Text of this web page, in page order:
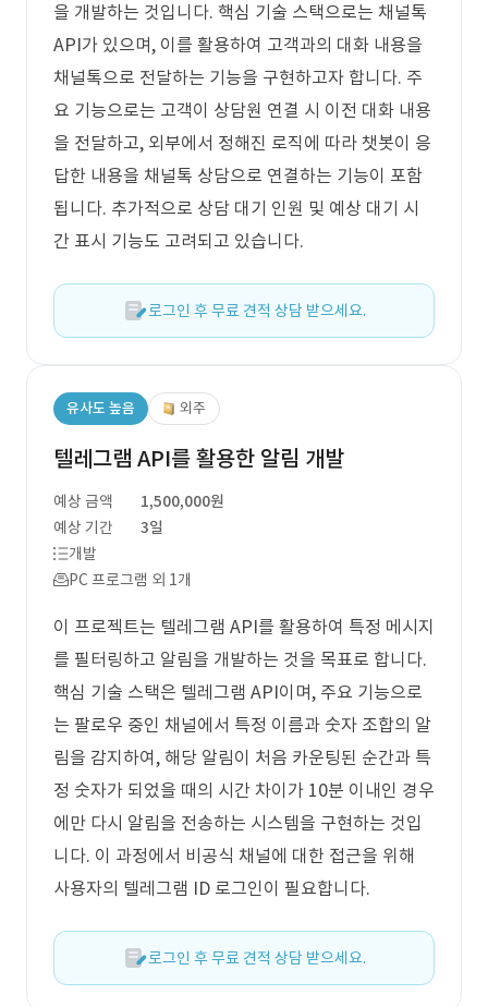
을 개발하는 것입니다. 핵심 기술 스택으로는 채널톡
API가 있으며, 이를 활용하여 고객과의 대화 내용을
채널톡으로 전달하는 기능을 구현하고자 합니다. 주
요 기능으로는 고객이 상담원 연결 시 이전 대화 내용
을 전달하고, 외부에서 정해진 로직에 따라 챗봇이 응
답한 내용을 채널톡 상담으로 연결하는 기능이 포함
됩니다. 추가적으로 상담 대기 인원 및 예상 대기 시
간 표시 기능도 고려되고 있습니다.
로그인 후 무료 견적 상담 받으세요.
유사도 높음 외주
텔레그램 API를 활용한 알림 개발
예상 금액
1,500,000원
예상 기간
3일
개발
PC 프로그램 외 1개
이 프로젝트는 텔레그램 API를 활용하여 특정 메시지
를 필터링하고 알림을 개발하는 것을 목표로 합니다.
핵심 기술 스택은 텔레그램 API이며, 주요 기능으로
는 팔로우 중인 채널에서 특정 이름과 숫자 조합의 알
림을 감지하여, 해당 알림이 처음 카운팅된 순간과 특
정 숫자가 되었을 때의 시간 차이가 10분 이내인 경우
에만 다시 알림을 전송하는 시스템을 구현하는 것입
니다. 이 과정에서 비공식 채널에 대한 접근을 위해
사용자의 텔레그램 ID 로그인이 필요합니다.
로그인 후 무료 견적 상담 받으세요.